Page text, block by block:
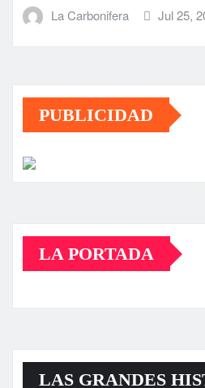
La Carbonifera Jul 25,
PUBLICIDAD
LA PORTADA
LAS GRANDES